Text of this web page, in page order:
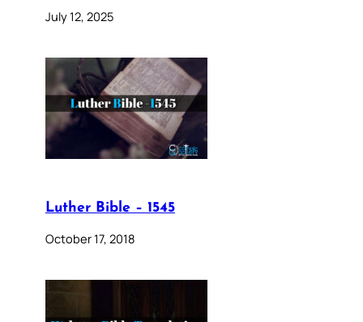
July 12, 2025
Luther Bible – 1545
October 17, 2018